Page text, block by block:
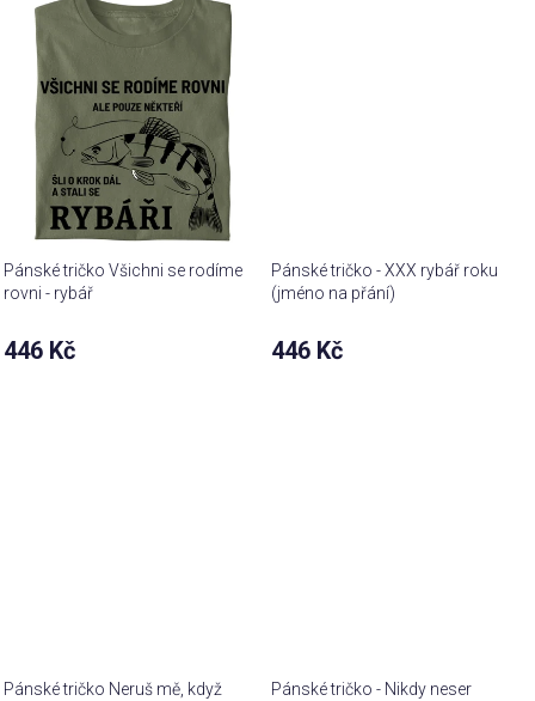
Pánské tričko Všichni se rodíme
rovni - rybář
446 Kč
Pánské tričko - XXX rybář roku
(jméno na přání)
446 Kč
Pánské tričko Neruš mě, když
Pánské tričko - Nikdy neser